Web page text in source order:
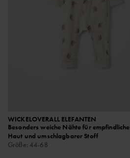
WICKELOVERALL ELEFANTEN
Besonders weiche Nähte für empfindliche
Haut und umschlagbarer Stoff
Größe: 44-68